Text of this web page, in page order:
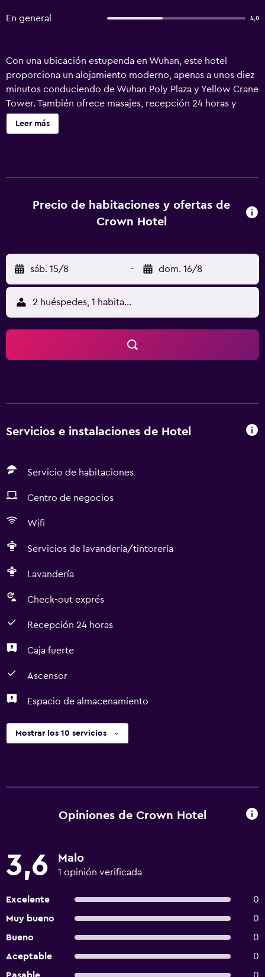
En general 4,0
Con una ubicación estupenda en Wuhan, este hotel
proporciona un alojamiento moderno, apenas a unos diez
minutos conduciendo de Wuhan Poly Plaza y Yellow Crane
Tower. También ofrece masajes, recepción 24 horas y
registros de entrada y salida exprés. Este hotel de 4
estrellas dispone de un mostrador turístico, servicio de
además de todo lo necesario para que disfrutes de una
estancia acogedora. Crown Hotel Wuhan está cerca de
alrededores. Huazhong University of Science and
Technology, Wuhan University y Wuhan Institute of
Physical Education están apenas a un cómodo trayecto
conduciendo del hotel.
Leer más
Precio de habitaciones y ofertas de
Crown Hotel
sáb. 15/8 - dom. 16/8
2 huéspedes, 1 habitación
Servicios e instalaciones de Hotel
Servicio de habitaciones
Centro de negocios
Wifi
Servicios de lavandería/tintorería
Lavandería
Check-out exprés
Recepción 24 horas
Caja fuerte
Ascensor
Espacio de almacenamiento
Mostrar los 10 servicios
Opiniones de Crown Hotel
3,6 Malo
1 opinión verificada
Excelente
0
Muy bueno
0
Bueno
0
Aceptable
0